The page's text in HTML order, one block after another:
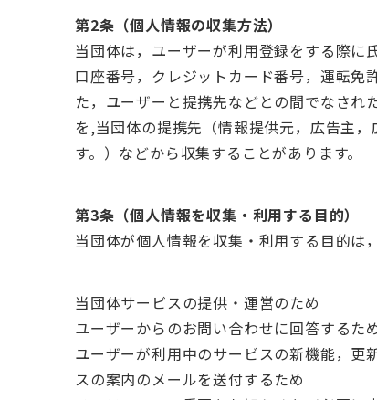
第2条（個人情報の収集方法）
当団体は，ユーザーが利用登録をする際
口座番号，クレジットカード番号，運転免
た，ユーザーと提携先などとの間でなさ
を,当団体の提携先（情報提供元，広告主
す。）などから収集することがあります。
第3条（個人情報を収集・利用する目的）
当団体が個人情報を収集・利用する目的は
当団体サービスの提供・運営のため
ユーザーからのお問い合わせに回答するた
ユーザーが利用中のサービスの新機能，更
スの案内のメールを送付するため